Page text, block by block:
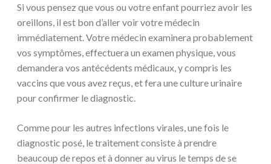
Si vous pensez que vous ou votre enfant pourriez avoir les
oreillons, il est bon d’aller voir votre médecin
immédiatement. Votre médecin examinera probablement
vos symptômes, effectuera un examen physique, vous
demandera vos antécédents médicaux, y compris les
vaccins que vous avez reçus, et fera une culture urinaire
pour confirmer le diagnostic.
Comme pour les autres infections virales, une fois le
diagnostic posé, le traitement consiste à prendre
beaucoup de repos et à donner au virus le temps de se